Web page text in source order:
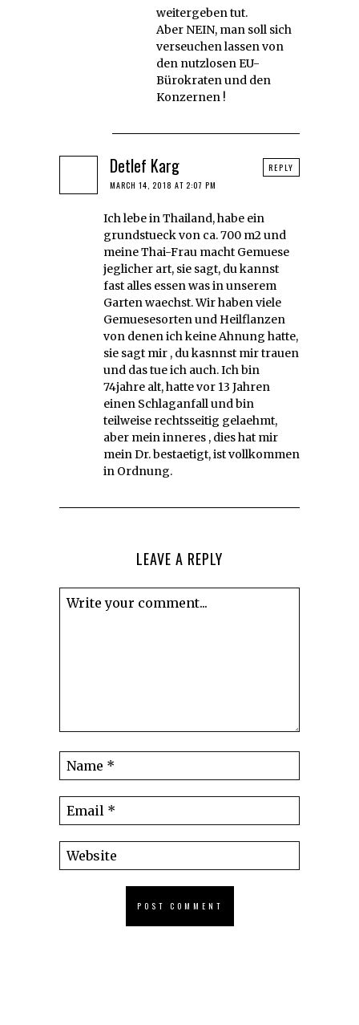
weitergeben tut.
Aber NEIN, man soll sich
verseuchen lassen von
den nutzlosen EU-
Bürokraten und den
Konzernen !
Detlef Karg
MARCH 14, 2018 AT 2:07 PM
Ich lebe in Thailand, habe ein
grundstueck von ca. 700 m2 und
meine Thai-Frau macht Gemuese
jeglicher art, sie sagt, du kannst
fast alles essen was in unserem
Garten waechst. Wir haben viele
Gemuesesorten und Heilflanzen
von denen ich keine Ahnung hatte,
sie sagt mir , du kasnnst mir trauen
und das tue ich auch. Ich bin
74jahre alt, hatte vor 13 Jahren
einen Schlaganfall und bin
teilweise rechtsseitig gelaehmt,
aber mein inneres , dies hat mir
mein Dr. bestaetigt, ist vollkommen
in Ordnung.
REPLY
LEAVE A REPLY